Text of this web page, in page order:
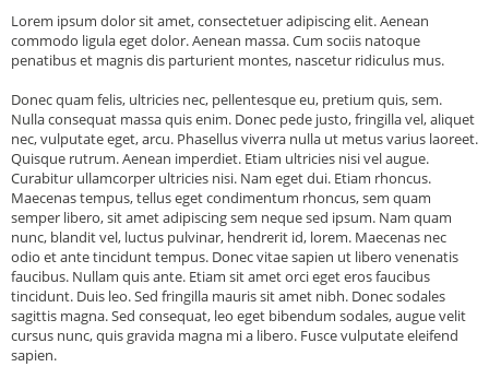
Lorem ipsum dolor sit amet, consectetuer adipiscing elit. Aenean
commodo ligula eget dolor. Aenean massa. Cum sociis natoque
penatibus et magnis dis parturient montes, nascetur ridiculus mus.
Donec quam felis, ultricies nec, pellentesque eu, pretium quis, sem.
Nulla consequat massa quis enim. Donec pede justo, fringilla vel, aliquet
nec, vulputate eget, arcu. Phasellus viverra nulla ut metus varius laoreet.
Quisque rutrum. Aenean imperdiet. Etiam ultricies nisi vel augue.
Curabitur ullamcorper ultricies nisi. Nam eget dui. Etiam rhoncus.
Maecenas tempus, tellus eget condimentum rhoncus, sem quam
semper libero, sit amet adipiscing sem neque sed ipsum. Nam quam
nunc, blandit vel, luctus pulvinar, hendrerit id, lorem. Maecenas nec
odio et ante tincidunt tempus. Donec vitae sapien ut libero venenatis
faucibus. Nullam quis ante. Etiam sit amet orci eget eros faucibus
tincidunt. Duis leo. Sed fringilla mauris sit amet nibh. Donec sodales
sagittis magna. Sed consequat, leo eget bibendum sodales, augue velit
cursus nunc, quis gravida magna mi a libero. Fusce vulputate eleifend
sapien.